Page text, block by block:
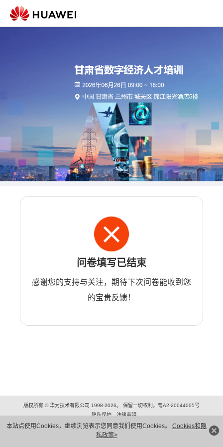
本站点使用Cookies，继续浏览表示您同意我们使用Cookies。 Cookies和隐
私政策>
问卷填写已结束
感谢您的支持与关注，期待下次问卷能收到您
的宝贵反馈！
版权所有 © 华为技术有限公司 1998-2026。 保留一切权利。粤A2-20044005号
隐私保护
法律声明